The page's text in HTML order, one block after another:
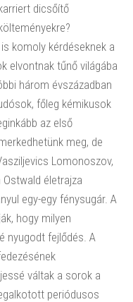
dicsőítő
komoly kérdéseknek a
elvontnak tűnő világába
három évszázadban
főleg kémikusok
az első
meg, de
Lomonoszov,
Ostwald életrajza
egy-egy fénysugár. A
hogy milyen
nyugodt fejlődés. A
váltak a sorok a
periódusos